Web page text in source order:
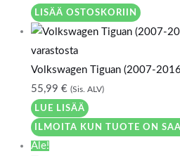
LISÄÄ OSTOSKORIIN
varastosta
Volkswagen Tiguan (2007-
55,99 € (Sis. ALV)
LUE LISÄÄ
ILMOITA KUN TUOTE ON
Ale!